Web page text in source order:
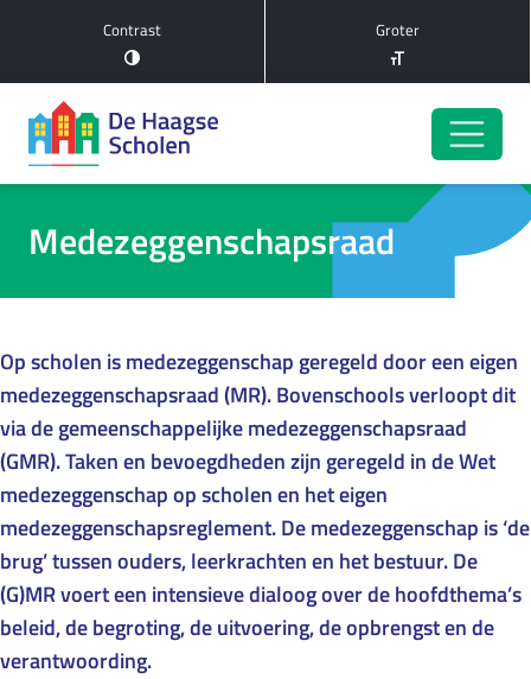
Contrast Groter
Medezeggenschapsraad
Op scholen is medezeggenschap geregeld door een eigen
medezeggenschapsraad (MR). Bovenschools verloopt dit
via de gemeenschappelijke medezeggenschapsraad
(GMR). Taken en bevoegdheden zijn geregeld in de Wet
medezeggenschap op scholen en het eigen
medezeggenschapsreglement. De medezeggenschap is ‘de
brug’ tussen ouders, leerkrachten en het bestuur. De
(G)MR voert een intensieve dialoog over de hoofdthema’s
beleid, de begroting, de uitvoering, de opbrengst en de
verantwoording.